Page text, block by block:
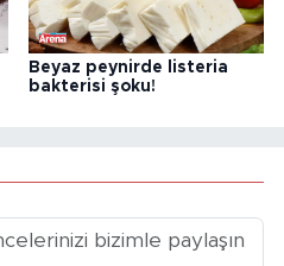
Beyaz peynirde listeria
bakterisi şoku!